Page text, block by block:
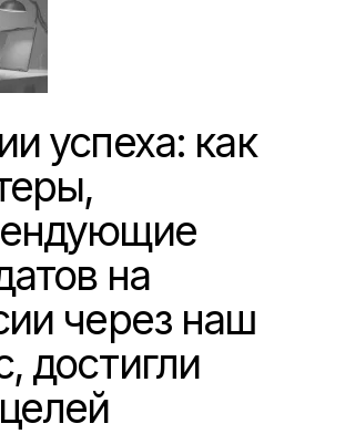
успеха: как
на
через наш
достигли